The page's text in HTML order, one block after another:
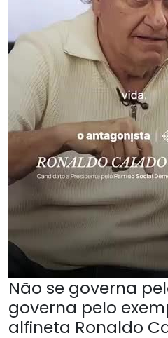
Não se governa
governa pelo
alfineta Ronaldo